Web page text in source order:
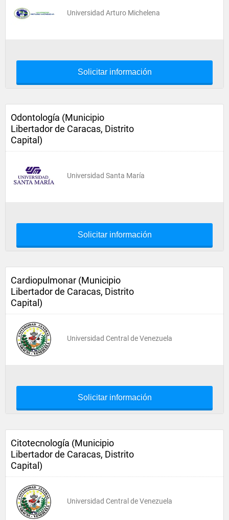
Universidad Arturo Michelena
Solicitar información
Odontología (Municipio
Libertador de Caracas, Distrito
Capital)
Universidad Santa María
Solicitar información
Cardiopulmonar (Municipio
Libertador de Caracas, Distrito
Capital)
Universidad Central de Venezuela
Solicitar información
Citotecnología (Municipio
Libertador de Caracas, Distrito
Capital)
Universidad Central de Venezuela